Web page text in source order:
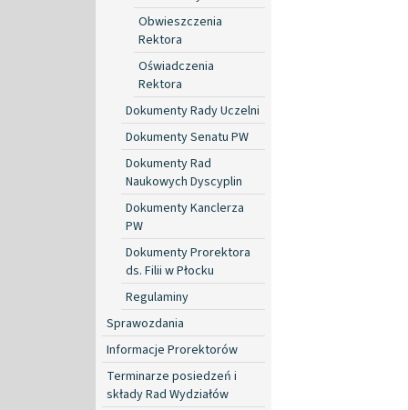
Obwieszczenia
Rektora
Oświadczenia
Rektora
Dokumenty Rady Uczelni
Dokumenty Senatu PW
Dokumenty Rad
Naukowych Dyscyplin
Dokumenty Kanclerza
PW
Dokumenty Prorektora
ds. Filii w Płocku
Regulaminy
Sprawozdania
Informacje Prorektorów
Terminarze posiedzeń i
składy Rad Wydziałów